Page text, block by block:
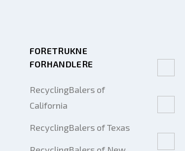
FORETRUKNE
FORHANDLERE
RecyclingBalers of
California
RecyclingBalers of Texas